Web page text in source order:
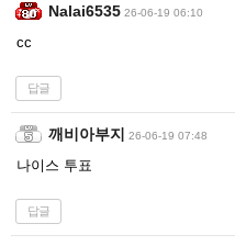
Nalai6535 26-06-19 06:10
cc
답글
깨비아부지 26-06-19 07:48
나이스 투표
답글